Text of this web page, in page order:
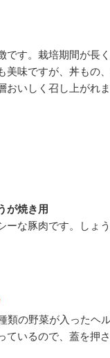
です。栽培期間が長
美味ですが、丼もの
いしく召し上がれま
が焼き用
ーな豚肉です。しょ
の野菜が入ったヘ
ているので、蓋を押